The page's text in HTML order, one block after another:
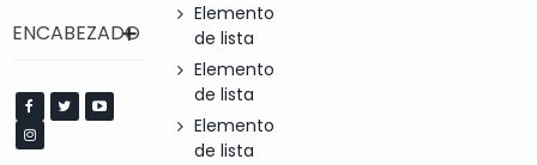
ENCABEZADO
Elemento
de lista
Elemento
de lista
Elemento
de lista